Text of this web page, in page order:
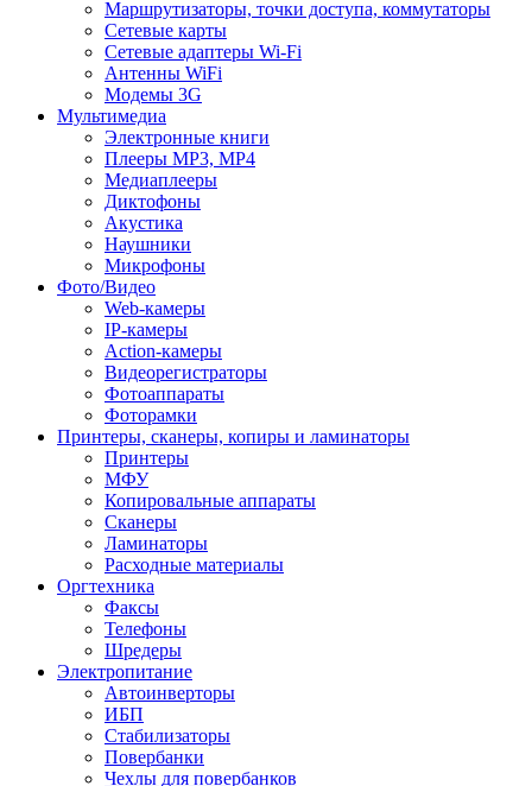
Маршрутизаторы, точки доступа, коммутаторы
Сетевые карты
Сетевые адаптеры Wi-Fi
Антенны WiFi
Модемы 3G
Мультимедиа
Электронные книги
Плееры MP3, MP4
Медиаплееры
Диктофоны
Акустика
Наушники
Микрофоны
Фото/Видео
Web-камеры
IP-камеры
Action-камеры
Видеорегистраторы
Фотоаппараты
Фоторамки
Принтеры, сканеры, копиры и ламинаторы
Принтеры
МФУ
Копировальные аппараты
Сканеры
Ламинаторы
Расходные материалы
Оргтехника
Факсы
Телефоны
Шредеры
Электропитание
Автоинверторы
ИБП
Стабилизаторы
Повербанки
Чехлы для повербанков